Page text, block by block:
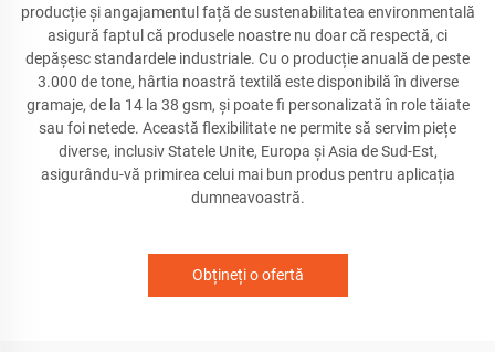
producție și angajamentul față de sustenabilitatea environmentală
asigură faptul că produsele noastre nu doar că respectă, ci
depășesc standardele industriale. Cu o producție anuală de peste
3.000 de tone, hârtia noastră textilă este disponibilă în diverse
gramaje, de la 14 la 38 gsm, și poate fi personalizată în role tăiate
sau foi netede. Această flexibilitate ne permite să servim piețe
diverse, inclusiv Statele Unite, Europa și Asia de Sud-Est,
asigurându-vă primirea celui mai bun produs pentru aplicația
dumneavoastră.
Obțineți o ofertă